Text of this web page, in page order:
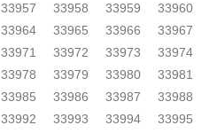
33957 33958 33959
33960
33964 33965 33966
33967
33971 33972 33973
33974
33978 33979 33980
33981
33985 33986 33987
33988
33992 33993 33994
33995